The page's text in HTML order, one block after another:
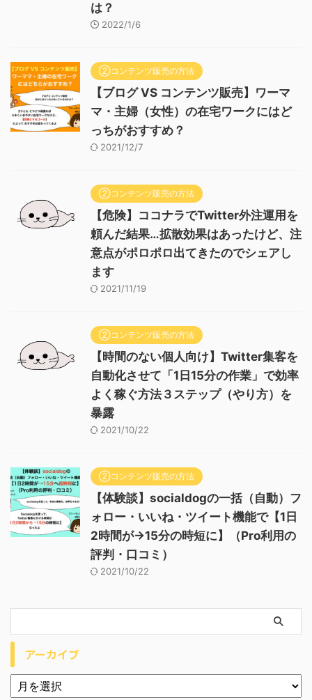
は？
2022/1/6
②コンテンツ販売の方法
【ブログ VS コンテンツ販売】ワーマ
マ・主婦（女性）の在宅ワークにはど
っちがおすすめ？
2021/12/7
②コンテンツ販売の方法
【危険】ココナラでTwitter外注運用を
頼んだ結果…拡散効果はあったけど、注
意点がポロポロ出てきたのでシェアし
ます
2021/11/19
②コンテンツ販売の方法
【時間のない個人向け】Twitter集客を
自動化させて「1日15分の作業」で効率
よく稼ぐ方法３ステップ（やり方）を
暴露
2021/10/22
②コンテンツ販売の方法
【体験談】socialdogの一括（自動）フ
ォロー・いいね・ツイート機能で【1日
2時間が→15分の時短に】（Pro利用の
評判・口コミ）
2021/10/22
アーカイブ